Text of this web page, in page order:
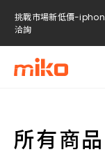
挑戰市場新低價-
洽詢
挑戰市場新低價-
洽詢
挑戰市場新低價-
所有商品